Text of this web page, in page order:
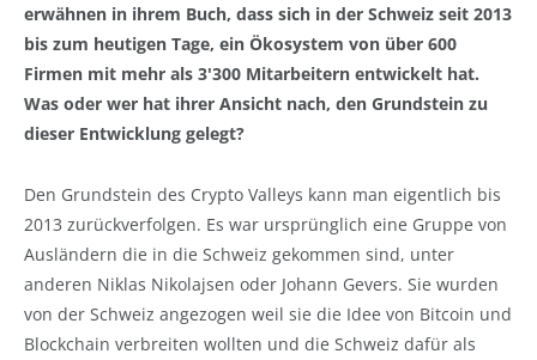
erwähnen in ihrem Buch, dass sich in der Schweiz seit 2013
bis zum heutigen Tage, ein Ökosystem von über 600
Firmen mit mehr als 3'300 Mitarbeitern entwickelt hat.
Was oder wer hat ihrer Ansicht nach, den Grundstein zu
dieser Entwicklung gelegt?
Den Grundstein des Crypto Valleys kann man eigentlich bis
2013 zurückverfolgen. Es war ursprünglich eine Gruppe von
Ausländern die in die Schweiz gekommen sind, unter
anderen Niklas Nikolajsen oder Johann Gevers. Sie wurden
von der Schweiz angezogen weil sie die Idee von Bitcoin und
Blockchain verbreiten wollten und die Schweiz dafür als